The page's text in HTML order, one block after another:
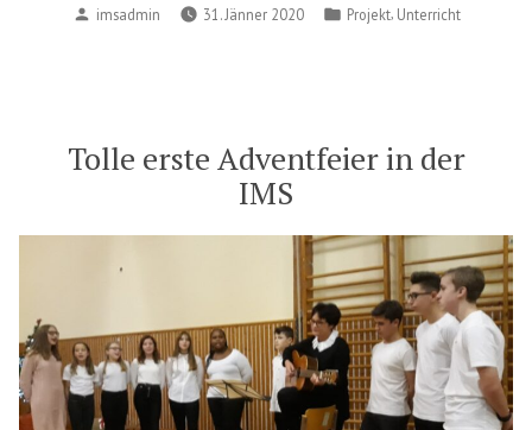
Posted
imsadmin 31. Jänner 2020
Posted
Projekt, Unterricht
Tolle erste Adventfeier in der
IMS